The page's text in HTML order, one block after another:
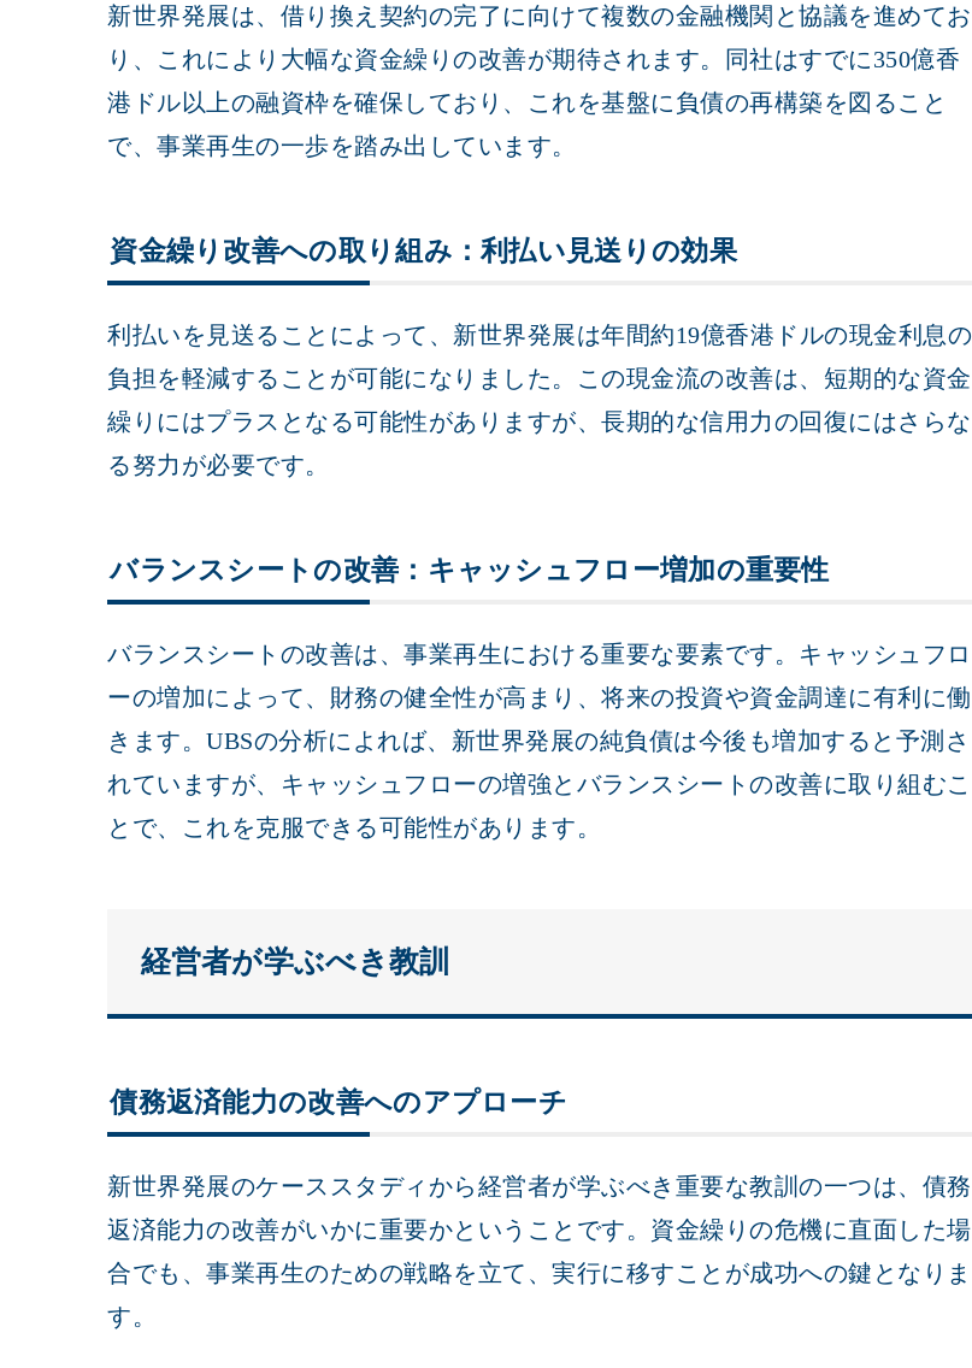
新世界発展は、借り換え契約の完了に向けて複数の金融機関と協議を進めてお
り、これにより大幅な資金繰りの改善が期待されます。同社はすでに350億香
港ドル以上の融資枠を確保しており、これを基盤に負債の再構築を図ること
で、事業再生の一歩を踏み出しています。
資金繰り改善への取り組み：利払い見送りの効果
利払いを見送ることによって、新世界発展は年間約19億香港ドルの現金利息の
負担を軽減することが可能になりました。この現金流の改善は、短期的な資金
繰りにはプラスとなる可能性がありますが、長期的な信用力の回復にはさらな
る努力が必要です。
バランスシートの改善：キャッシュフロー増加の重要性
バランスシートの改善は、事業再生における重要な要素です。キャッシュフロ
ーの増加によって、財務の健全性が高まり、将来の投資や資金調達に有利に働
きます。UBSの分析によれば、新世界発展の純負債は今後も増加すると予測さ
れていますが、キャッシュフローの増強とバランスシートの改善に取り組むこ
とで、これを克服できる可能性があります。
経営者が学ぶべき教訓
債務返済能力の改善へのアプローチ
新世界発展のケーススタディから経営者が学ぶべき重要な教訓の一つは、債務
返済能力の改善がいかに重要かということです。資金繰りの危機に直面した場
合でも、事業再生のための戦略を立て、実行に移すことが成功への鍵となりま
す。